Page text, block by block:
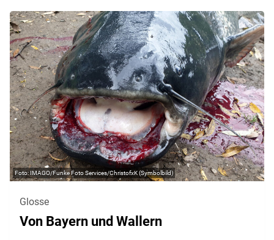
IMAGO/Funke Foto Services/ChristofxK (Symbolbild)
Glosse
Von Bayern und Wallern